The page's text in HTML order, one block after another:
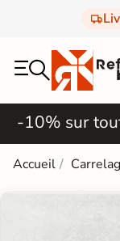
-10% sur
Accueil